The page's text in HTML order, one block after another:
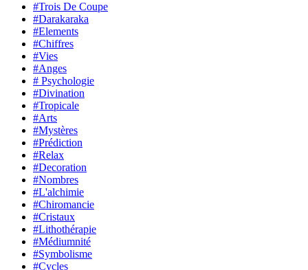
#Trois De Coupe
#Darakaraka
#Elements
#Chiffres
#Vies
#Anges
# Psychologie
#Divination
#Tropicale
#Arts
#Mystères
#Prédiction
#Relax
#Decoration
#Nombres
#L'alchimie
#Chiromancie
#Cristaux
#Lithothérapie
#Médiumnité
#Symbolisme
#Cycles